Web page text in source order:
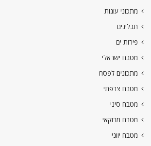
מתכוני עוגות
תבלינים
פירות ים
מטבח ישראלי
מתכונים לפסח
מטבח צרפתי
מטבח סיני
מטבח מרוקאי
מטבח יווני